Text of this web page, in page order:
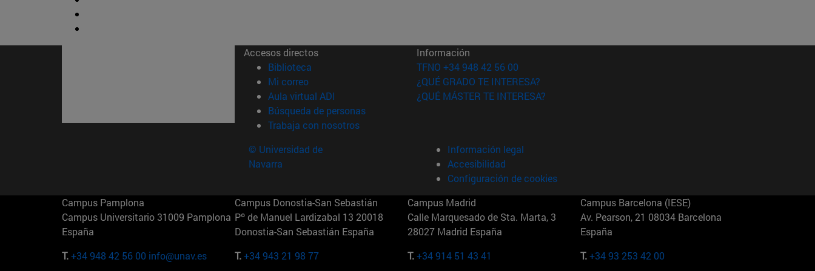
Accesos directos
Biblioteca (abre en nueva ventana)
Mi correo(abre en nueva ventana)
Aula virtual ADI (abre en nueva ventana)
Búsqueda de personas(abre en nueva ventana)
Trabaja con nosotros(abre en nueva ventana)
Información
TFNO +34 948 42 56 00
¿QUÉ GRADO TE INTERESA?
¿QUÉ MÁSTER TE INTERESA?
© Universidad de
Navarra
Información legal
Accesibilidad
Configuración de cookies
Campus Pamplona
Campus Universitario 31009 Pamplona
España
T.+34 948 42 56 00 info@unav.es
Campus Donostia-San Sebastián
Pº de Manuel Lardizabal 13 20018
Donostia-San Sebastián España
T.+34 943 21 98 77
Campus Madrid
Calle Marquesado de Sta. Marta, 3
28027 Madrid España
T.+34 914 51 43 41
Campus Barcelona (IESE)
Av. Pearson, 21 08034 Barcelona
España
T.+34 93 253 42 00